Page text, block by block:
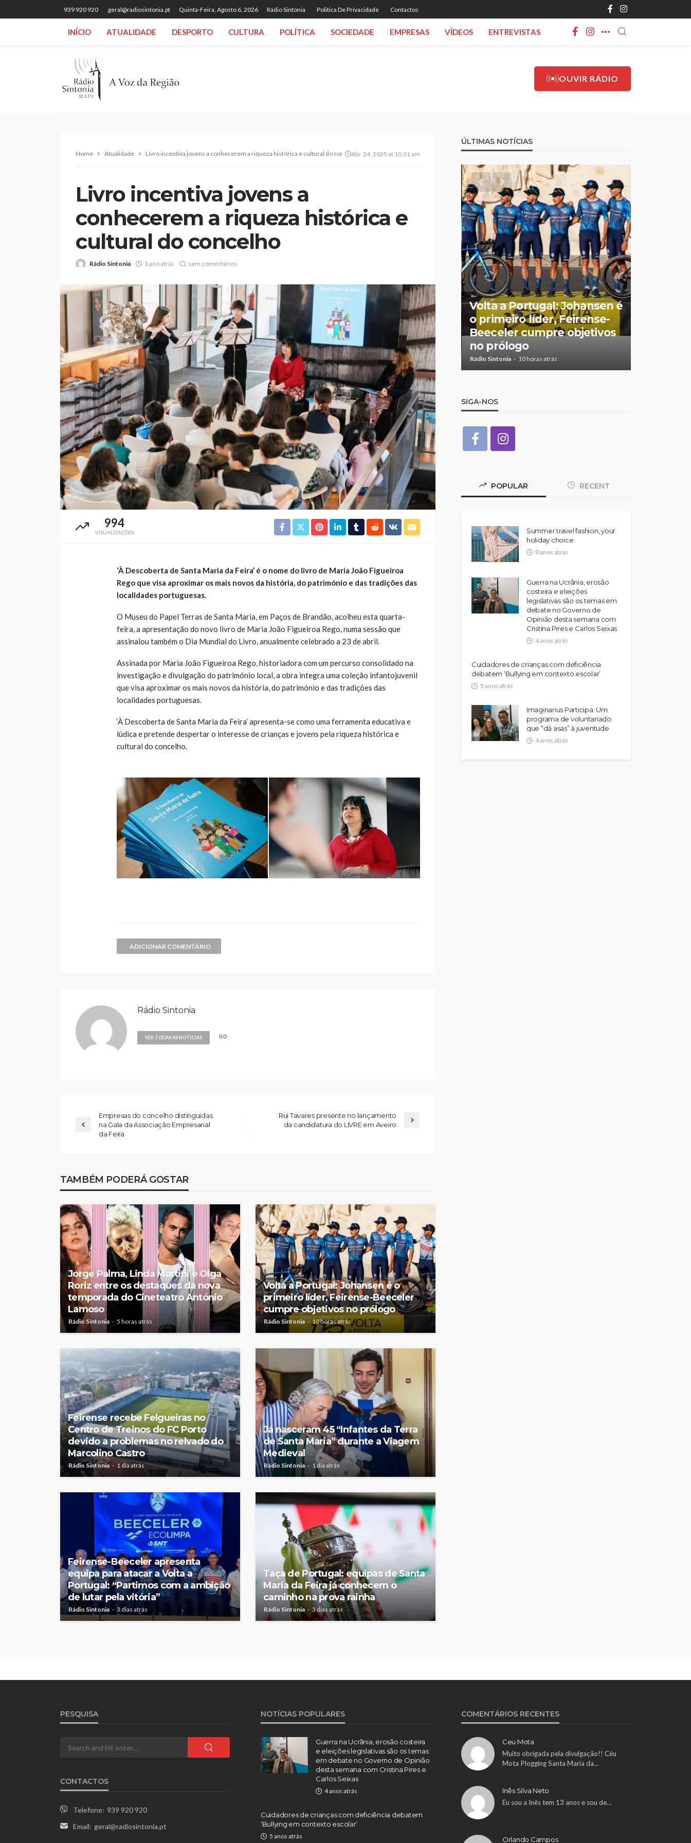
939 920 920 geral@radiosintonia.pt Quinta-Feira, Agosto 6, 2026 Rádio Sintonia Politica De Privacidade Contactos
INÍCIO ATUALIDADE DESPORTO CULTURA POLÍTICA SOCIEDADE EMPRESAS VÍDEOS ENTREVISTAS
OUVIR RÁDIO
Home Atualidade Livro incentiva jovens a conhecerem a riqueza histórica e cultural do concelhoAbr. 24, 2025 at 10:31 am
Livro incentiva jovens a
conhecerem a riqueza histórica e
cultural do concelho
Rádio Sintonia 1 ano atrás sem comentários
994
VISUALIZAÇÕES
‘À Descoberta de Santa Maria da Feira’ é o nome do livro de Maria João Figueiroa
Rego que visa aproximar os mais novos da história, do património e das tradições das
localidades portuguesas.
O Museu do Papel Terras de Santa Maria, em Paços de Brandão, acolheu esta quarta-
feira, a apresentação do novo livro de Maria João Figueiroa Rego, numa sessão que
assinalou também o Dia Mundial do Livro, anualmente celebrado a 23 de abril.
Assinada por Maria João Figueiroa Rego, historiadora com um percurso consolidado na
investigação e divulgação do património local, a obra integra uma coleção infantojuvenil
que visa aproximar os mais novos da história, do património e das tradições das
localidades portuguesas.
‘À Descoberta de Santa Maria da Feira’ apresenta-se como uma ferramenta educativa e
lúdica e pretende despertar o interesse de crianças e jovens pela riqueza histórica e
cultural do concelho.
ADICIONAR COMENTÁRIO
Rádio Sintonia
VER TODAS AS NOTÍCIAS
Empresas do concelho distinguidas
na Gala da Associação Empresarial
da Feira
Rui Tavares presente no lançamento
da candidatura do LIVRE em Aveiro
TAMBÉM PODERÁ GOSTAR
Jorge Palma, Linda Martini e Olga
Roriz entre os destaques da nova
temporada do Cineteatro António
Lamoso
Rádio Sintonia 5 horas atrás
Volta a Portugal: Johansen é o
primeiro líder, Feirense-Beeceler
cumpre objetivos no prólogo
Rádio Sintonia 10 horas atrás
Feirense recebe Felgueiras no
Centro de Treinos do FC Porto
devido a problemas no relvado do
Marcolino Castro
Rádio Sintonia 1 dia atrás
Já nasceram 45 “Infantes da Terra
de Santa Maria” durante a Viagem
Medieval
Rádio Sintonia 1 dia atrás
Feirense-Beeceler apresenta
equipa para atacar a Volta a
Portugal: “Partimos com a ambição
de lutar pela vitória”
Rádio Sintonia 3 dias atrás
Taça de Portugal: equipas de Santa
Maria da Feira já conhecem o
caminho na prova rainha
Rádio Sintonia 3 dias atrás
ÚLTIMAS NOTÍCIAS
Já nasceram 45 “Infantes da
Terra de Santa Maria”
durante a Viagem Medieval
Rádio Sintonia 1 dia atrás
Jorge Palma, Linda Martini e
Olga Roriz entre os
destaques da nova
temporada do Cineteatro
António Lamoso
Rádio Sintonia 5 horas atrás
Volta a Portugal: Johansen é
o primeiro líder, Feirense-
Beeceler cumpre objetivos
no prólogo
Rádio Sintonia 10 horas atrás
SIGA-NOS
POPULAR RECENT
Summer travel fashion, your
holiday choice
9 anos atrás
Guerra na Ucrânia, erosão
costeira e eleições
legislativas são os temas em
debate no Governo de
Opinião desta semana com
Cristina Pires e Carlos Seixas
4 anos atrás
Cuidadores de crianças com deficiência
debatem ‘Bullying em contexto escolar’
5 anos atrás
Imaginarius Participa: Um
programa de voluntariado
que “dá asas” à juventude
4 anos atrás
PESQUISA
CONTACTOS
Telefone: 939 920 920
Email: geral@radiosintonia.pt
NOTÍCIAS POPULARES
Guerra na Ucrânia, erosão costeira
e eleições legislativas são os temas
em debate no Governo de Opinião
desta semana com Cristina Pires e
Carlos Seixas
4 anos atrás
Cuidadores de crianças com deficiência debatem
‘Bullying em contexto escolar’
5 anos atrás
COMENTÁRIOS RECENTES
Ceu Mota
Muito obrigada pela divulgação!! Céu
Mota Plogging Santa Maria da…
Inês Silva Neto
Eu sou a Inês tem 13 anos e sou de…
Orlando Campos